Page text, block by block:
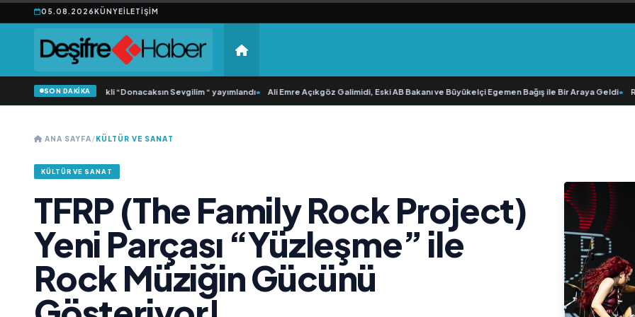
05.08.2026KÜNYEİLETIŞIM
SON DAKİKA
Samlı ‘dan İkinci Tekli “Donacaksın Sevgilim “ yayımlandı• Ali Emre Açıkgöz Galimidi, Eski AB Bakanı ve Büyükelçi Egemen Bağış ile Bir Araya Geldi•
ANA SAYFA/KÜLTÜR VE SANAT
KÜLTÜR VE SANAT
TFRP (The Family Rock Project)
Yeni Parçası “Yüzleşme” ile
Rock Müziğin Gücünü